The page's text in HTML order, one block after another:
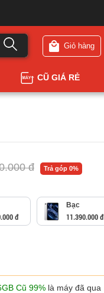
Giỏ hàng
CŨ GIÁ RẺ
đ Trả góp 0%
đ
Bạc
11.390.000 đ
Cũ 99% là máy đã qua